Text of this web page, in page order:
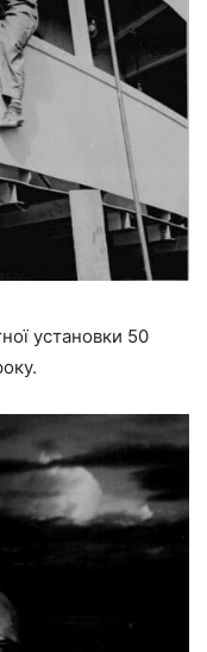
установки 50